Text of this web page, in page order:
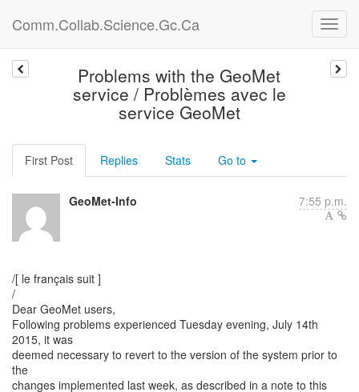
Comm.Collab.Science.Gc.Ca
Problems with the GeoMet
service / Problèmes avec le
service GeoMet
First Post Replies Stats Go to
GeoMet-Info 7:55 p.m.
/[ le français suit ]
/
Dear GeoMet users,
Following problems experienced Tuesday evening, July 14th
2015, it was
deemed necessary to revert to the version of the system prior to
the
changes implemented last week, as described in a note to this